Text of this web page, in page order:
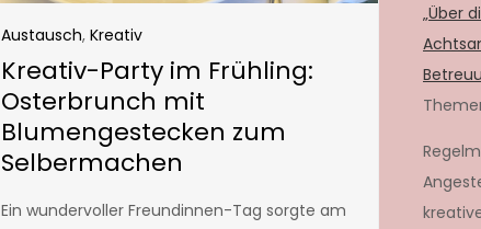
Austausch, Kreativ
Kreativ-Party im Frühling:
Osterbrunch mit
Blumengestecken zum
Selbermachen
Ein wundervoller Freundinnen-Tag sorgte am
„Über